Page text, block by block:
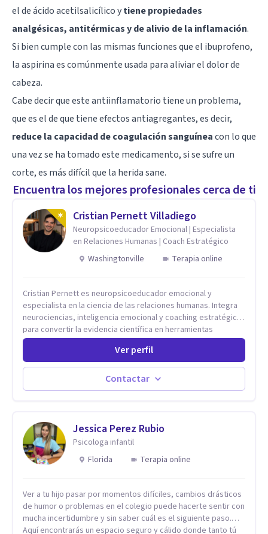
el de ácido acetilsalicílico ytiene propiedades
analgésicas, antitérmicas y de alivio de la inflamación.
Si bien cumple con las mismas funciones que el ibuprofeno,
la aspirina es comúnmente usada para aliviar el dolor de
cabeza.
Cabe decir que este antiinflamatorio tiene un problema,
que es el de que tiene efectos antiagregantes, es decir,
reduce la capacidad de coagulación sanguíneacon lo que
una vez se ha tomado este medicamento, si se sufre un
corte, es más difícil que la herida sane.
Encuentra los mejores profesionales cerca de ti
Cristian Pernett Villadiego
Neuropsicoeducador Emocional | Especialista
en Relaciones Humanas | Coach Estratégico
Washingtonville
Terapia online
Cristian Pernett es neuropsicoeducador emocional y
especialista en la ciencia de las relaciones humanas. Integra
neurociencias, inteligencia emocional y coaching estratégico
para convertir la evidencia científica en herramientas
prácticas que mejoran la forma en que las personas viven,
aman, lideran y se comunican. Con más de 20 años de
experiencia, acompaña a personas, parejas y líderes en
procesos de desarrollo personal y profesional. Su trabajo se
centra en la regulación emocional, las relaciones de pareja, la
neurociencias y estrategias de cambio basadas en evidencia
para fortalecer la autoestima, desarrollar habilidades
socioemocionales y promover cambios sostenibles. Como
divulgador científico, acerca la psicología y las neurociencias
Ver perfil
Contactar
Jessica Perez Rubio
Psicologa infantil
Florida
Terapia online
Ver a tu hijo pasar por momentos difíciles, cambios drásticos
de humor o problemas en el colegio puede hacerte sentir con
mucha incertidumbre y sin saber cuál es el siguiente paso.
Aquí encontrarás un espacio seguro y cálido donde tanto tú